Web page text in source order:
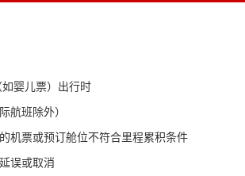
婴儿票）出行时
航班除外）
机票或预订舱位不符合里程累积条件
误或取消